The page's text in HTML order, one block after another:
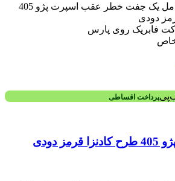
بسته محصول شامل یک جفت خطر عقب اسپرت پژو 405
دودی
فابریک روی پارس
پرداخت اقساطی